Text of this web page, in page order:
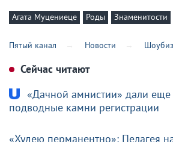
Агата Муцениеце Роды Знаменитости
Пятый канал Новости Шоубиз
Сейчас читают
«Дачной амнистии» дали еще
подводные камни регистрации
«Худею перманентно»: Пелагея